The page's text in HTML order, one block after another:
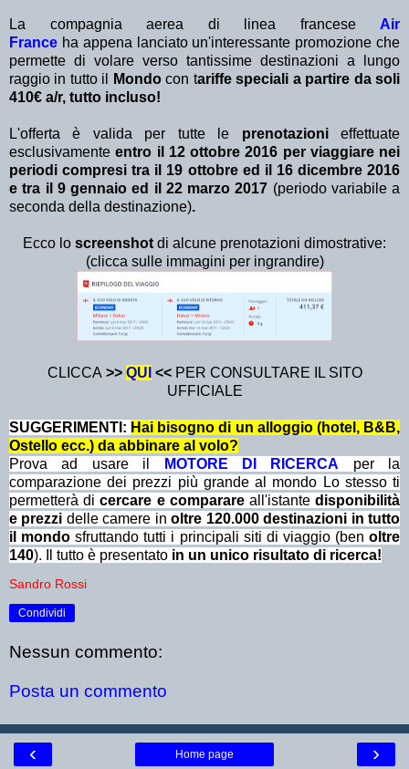
La compagnia aerea di linea francese Air
France ha appena lanciato un'interessante promozione che
permette di volare verso tantissime destinazioni a lungo
raggio in tutto il
Mondocon tariffe speciali a partire da soli
410€ a/r, tutto incluso!
L'offerta è valida per tutte le prenotazionieffettuate
esclusivamenteentro il 12 ottobre 2016 per viaggiare nei
periodi compresi tra il 19 ottobre ed il 16 dicembre 2016
e tra il 9 gennaio ed il 22 marzo 2017 (periodo variabile a
seconda della destinazione).
Ecco lo screenshot di alcune prenotazioni dimostrative:
(clicca sulle immagini per ingrandire)
CLICCA >> QUI <<PER CONSULTARE IL SITO
UFFICIALE
SUGGERIMENTI: Hai bisogno di un alloggio (hotel, B&B,
Ostello ecc.) da abbinare al volo?
Prova ad usare il
MOTORE DI RICERCA
per la
comparazione dei prezzi più grande al mondo Lo stesso ti
permetterà dicercare e comparare all'istantedisponibilità
e prezzi delle camere inoltre 120.000 destinazioni in tutto
il mondo sfruttando tutti i principali siti di viaggio (benoltre
140). Il tutto è presentato in un unico risultato di ricerca!
Sandro Rossi
Condividi
Nessun commento:
Posta un commento
‹ ›
Home page